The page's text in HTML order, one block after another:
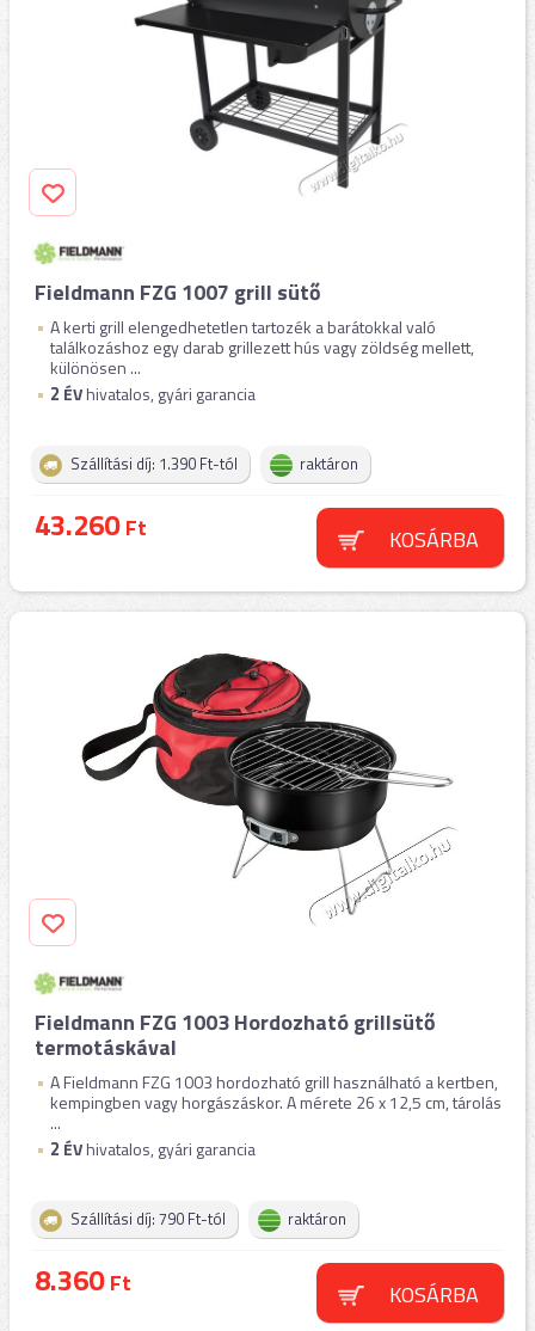
Fieldmann FZG 1007 grill sütő
A kerti grill elengedhetetlen tartozék a barátokkal való
találkozáshoz egy darab grillezett hús vagy zöldség mellett,
különösen ...
2 ÉVhivatalos, gyári garancia
Szállítási díj: 1.390 Ft-tól raktáron
43.260Ft KOSÁRBA
Fieldmann FZG 1003 Hordozható grillsütő
termotáskával
A Fieldmann FZG 1003 hordozható grill használható a kertben,
kempingben vagy horgászáskor. A mérete 26 x 12,5 cm, tárolás
...
2 ÉVhivatalos, gyári garancia
Szállítási díj: 790 Ft-tól raktáron
8.360Ft KOSÁRBA